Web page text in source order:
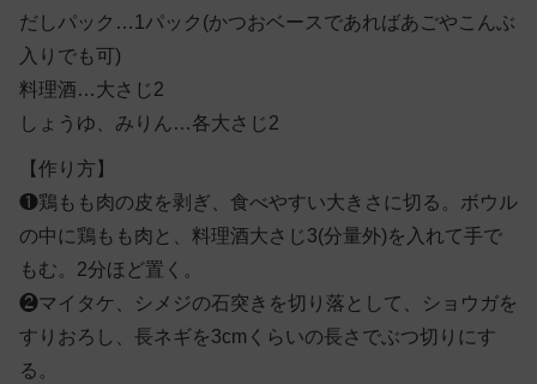
だしパック…1パック(かつおベースであればあごやこんぶ
入りでも可)
料理酒…大さじ2
しょうゆ、みりん…各大さじ2
【作り方】
❶鶏もも肉の皮を剥ぎ、食べやすい大きさに切る。ボウル
の中に鶏もも肉と、料理酒大さじ3(分量外)を入れて手で
もむ。2分ほど置く。
❷マイタケ、シメジの石突きを切り落として、ショウガを
すりおろし、長ネギを3cmくらいの長さでぶつ切りにす
る。